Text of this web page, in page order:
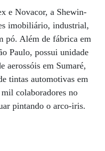
e Novacor, a Shewin-
imobiliário, industrial,
pó. Além de fábrica em
Paulo, possui unidade
aerossóis em Sumaré,
tintas automotivas em
colaboradores no
pintando o arco-iris.